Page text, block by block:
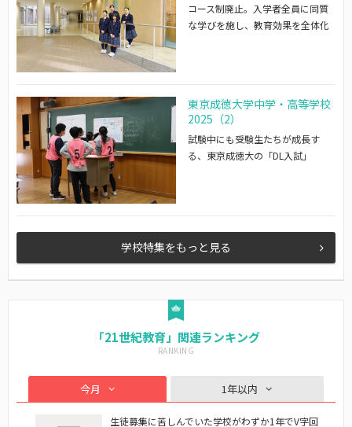
コース制廃止。入学者全員に同質
な学びを施し、教育効果を全体化
東京成徳大学中学・高等学校
2025（2）
試験中にも受験生たちが成長す
る、東京成徳大の「DL入試」
学校特集をもっと見る
「21世紀教育」関連ランキング
今月 1年以内
生徒募集に苦しんでいた学校がわずか1年でV字回